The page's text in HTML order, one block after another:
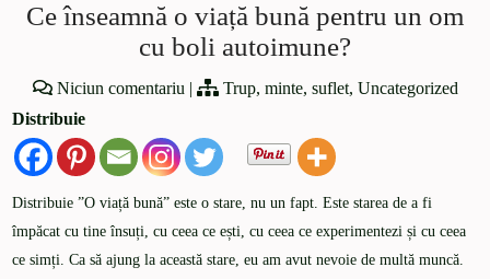
Ce înseamnă o viață bună pentru un om
cu boli autoimune?
Niciun comentariu | Trup, minte, suflet, Uncategorized
Distribuie
Distribuie ”O viață bună” este o stare, nu un fapt. Este starea de a fi
împăcat cu tine însuți, cu ceea ce ești, cu ceea ce experimentezi și cu ceea
ce simți. Ca să ajung la această stare, eu am avut nevoie de multă muncă.